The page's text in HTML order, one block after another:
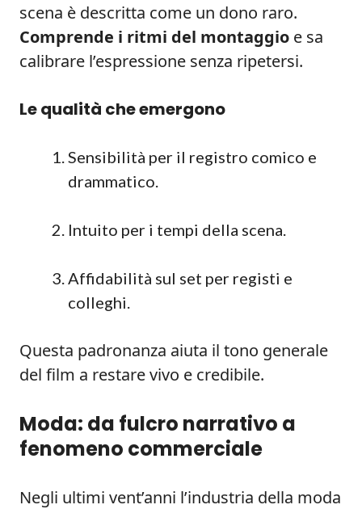
scena è descritta come un dono raro.
Comprende i ritmi del montaggio e sa
calibrare l’espressione senza ripetersi.
Le qualità che emergono
Sensibilità per il registro comico e
drammatico.
Intuito per i tempi della scena.
Affidabilità sul set per registi e
colleghi.
Questa padronanza aiuta il tono generale
del film a restare vivo e credibile.
Moda: da fulcro narrativo a
fenomeno commerciale
Negli ultimi vent’anni l’industria della moda